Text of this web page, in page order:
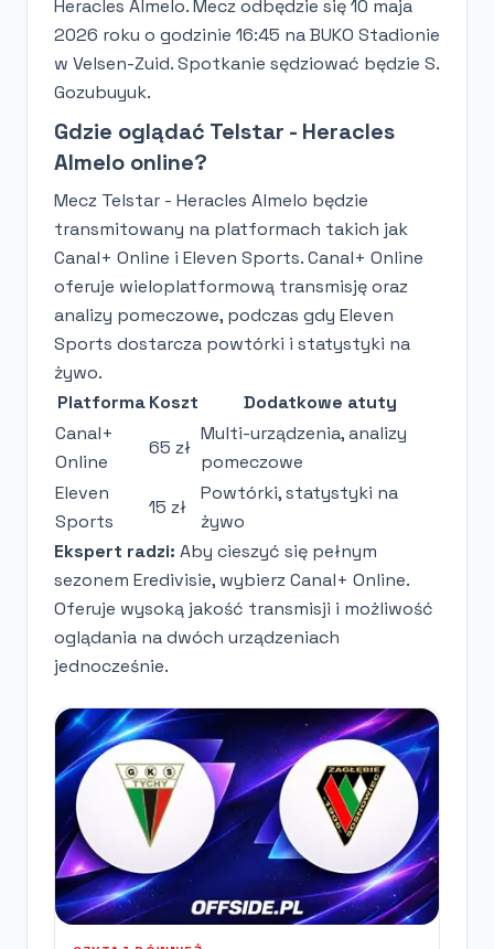
Heracles Almelo. Mecz odbędzie się 10 maja
2026 roku o godzinie 16:45 na BUKO Stadionie
w Velsen-Zuid. Spotkanie sędziować będzie S.
Gozubuyuk.
Gdzie oglądać Telstar - Heracles
Almelo online?
Mecz Telstar - Heracles Almelo będzie
transmitowany na platformach takich jak
Canal+ Online i Eleven Sports. Canal+ Online
oferuje wieloplatformową transmisję oraz
analizy pomeczowe, podczas gdy Eleven
Sports dostarcza powtórki i statystyki na
żywo.
Platforma Koszt
Dodatkowe atuty
Canal+
Online
65 zł
Multi-urządzenia, analizy
pomeczowe
Eleven
Sports
15 zł
Powtórki, statystyki na
żywo
Ekspert radzi: Aby cieszyć się pełnym
sezonem Eredivisie, wybierz Canal+ Online.
Oferuje wysoką jakość transmisji i możliwość
oglądania na dwóch urządzeniach
jednocześnie.